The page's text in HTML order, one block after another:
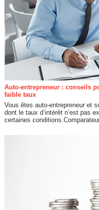
Auto-entrepreneur : conseils
faible taux
Vous êtes auto-entrepreneur et
dont le taux d’intérêt n’est pas
certaines